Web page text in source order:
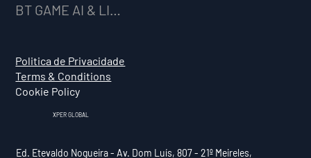
BT GAME AI & LICENCIAMENTO
Politica de Privacidade
Terms & Conditions
Cookie Policy
XPER GLOBAL
Ed. Etevaldo Nogueira - Av. Dom Luís, 807 - 21º Meireles,